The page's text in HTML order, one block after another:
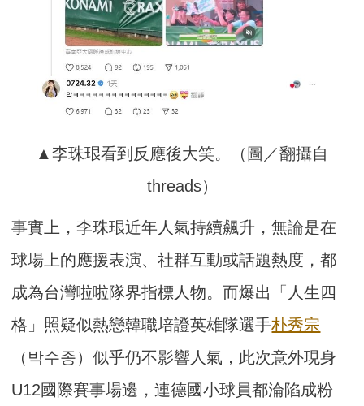
▲李珠珢看到反應後大笑。（圖／翻攝自
threads）
事實上，李珠珢近年人氣持續飆升，無論是在
球場上的應援表演、社群互動或話題熱度，都
成為台灣啦啦隊界指標人物。而爆出「人生四
格」照疑似熱戀韓職培證英雄隊選手朴秀宗
（박수종）似乎仍不影響人氣，此次意外現身
U12國際賽事場邊，連德國小球員都淪陷成粉